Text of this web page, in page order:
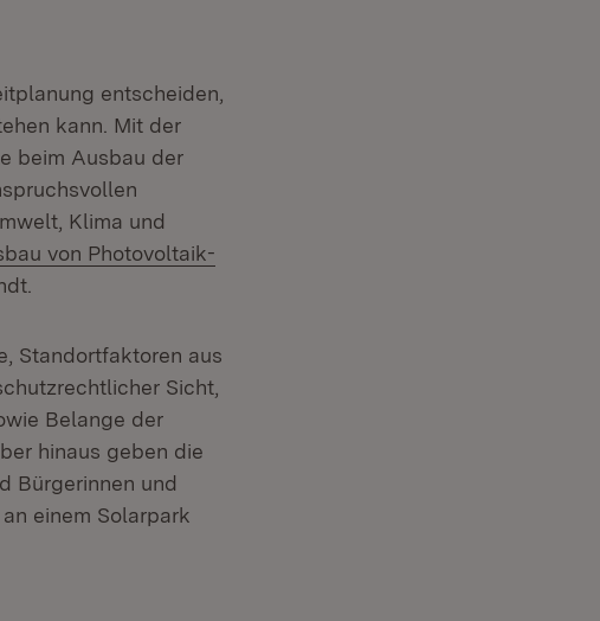
entscheiden,
kann. Mit der
beim Ausbau der
Klima und
von Photovoltaik-
Standortfaktoren aus
Sicht,
Belange der
hinaus geben die
Bürgerinnen und
einem Solarpark